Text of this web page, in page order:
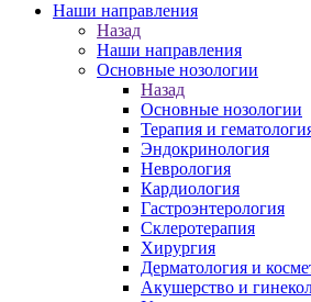
Наши направления
Назад
Наши направления
Основные нозологии
Назад
Основные нозологии
Терапия и
Эндокринология
Неврология
Кардиология
Гастроэнтерология
Склеротерапия
Хирургия
Дерматология и
Акушерство и